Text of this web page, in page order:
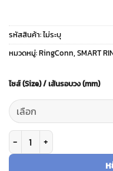
รหัสสินค้า:ไม่ระบุ
หมวดหมู่:RingConn, SMART
ไซส์ (Size) / เส้นรอบวง (mm)
จำนวน RingConn รุ่น Gen 2